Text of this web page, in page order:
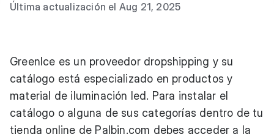
Última actualización el Aug 21, 2025
GreenIce es un proveedor dropshipping y su
catálogo está especializado en productos y
material de iluminación led. Para instalar el
catálogo o alguna de sus categorías dentro de tu
tienda online de Palbin.com debes acceder a la